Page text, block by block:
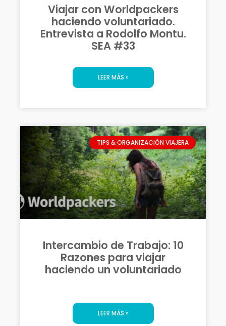
Viajar con Worldpackers
haciendo voluntariado.
Entrevista a Rodolfo Montu.
SEA #33
LEER MÁS »
TIPS & ORGANIZACIÓN VIAJERA
Intercambio de Trabajo: 10
Razones para viajar
haciendo un voluntariado
LEER MÁS »